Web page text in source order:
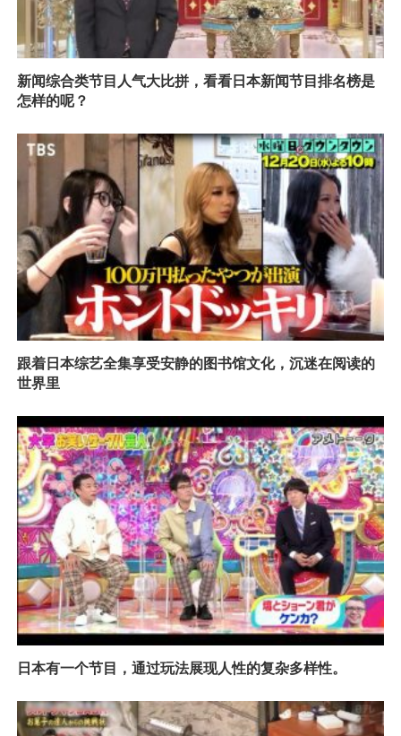
新闻综合类节目人气大比拼，看看日本新闻节目排名榜是
怎样的呢？
跟着日本综艺全集享受安静的图书馆文化，沉迷在阅读的
世界里
日本有一个节目，通过玩法展现人性的复杂多样性。